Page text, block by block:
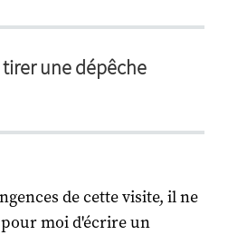
tirer une dépêche
de cette visite, il ne
moi d'écrire un